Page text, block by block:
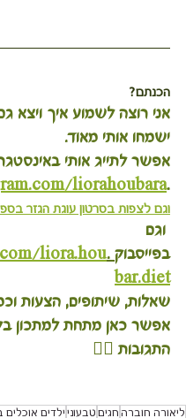
הכנתם?
אני רוצה לשמוע איך ויצא
ישמחו אותי מאוד.
אפשר לתייג אותי
.
liorahoubara
וגם לצפות בסרטון עוגת הגזר
וגם
בפייסבוק .
liora.hou
bar.diet
שאלות, שיתופים, הצעות
אפשר כאן מתחת למתכון
התגובות 👇🏽
ליאורה חוברה חגים טבעוני ילדים אוכלים